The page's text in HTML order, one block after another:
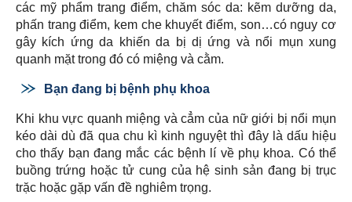
các mỹ phẩm trang điểm, chăm sóc da: kẽm dưỡng da,
phấn trang điểm, kem che khuyết điểm, son…có nguy cơ
gây kích ứng da khiến da bị dị ứng và nổi mụn xung
quanh mặt trong đó có miệng và cằm.
Bạn đang bị bệnh phụ khoa
Khi khu vực quanh miệng và cẳm của nữ giới bị nổi mụn
kéo dài dù đã qua chu kì kinh nguyệt thì đây là dấu hiệu
cho thấy bạn đang mắc các bệnh lí về phụ khoa. Có thể
buồng trứng hoặc tử cung của hệ sinh sản đang bị trục
trặc hoặc gặp vấn đề nghiêm trọng.